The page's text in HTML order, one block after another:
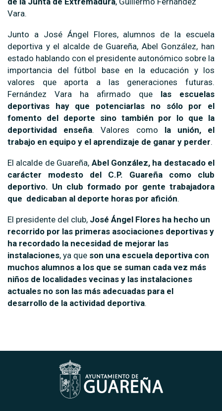
Vara.
Junto a José Ángel Flores, alumnos de la escuela
deportiva y el alcalde de Guareña, Abel González, han
estado hablando con el presidente autonómico sobre la
importancia del fútbol base en la educación y los
valores que aporta a las generaciones futuras.
Fernández Vara ha afirmado que las escuelas
deportivas hay que potenciarlas no sólo por el
fomento del deporte sino también por lo que la
deportividad enseña. Valores como la unión, el
trabajo en equipo y el aprendizaje de ganar y perder.
El alcalde de Guareña, Abel González, ha destacado el
carácter modesto del C.P. Guareña como club
deportivo. Un club formado por gente trabajadora
que dedicaban al deporte horas por afición.
El presidente del club, José Ángel Flores ha hecho un
recorrido por las primeras asociaciones deportivas y
ha recordado la necesidad de mejorar las
instalaciones, ya que son una escuela deportiva con
muchos alumnos a los que se suman cada vez más
niños de localidades vecinas y las instalaciones
actuales no son las más adecuadas para el
desarrollo de la actividad deportiva.